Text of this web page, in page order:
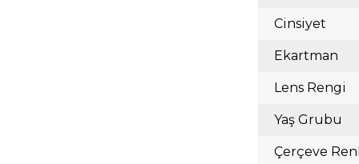
Cinsiyet
Ekartman
Lens Rengi
Yaş Grubu
Çerçeve